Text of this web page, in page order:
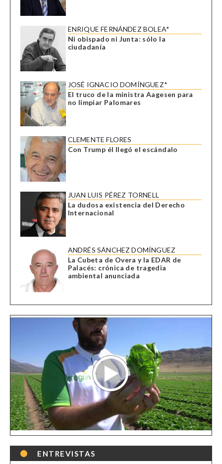
ENRIQUE FERNÁNDEZ BOLEA*
Ni obispado ni Junta: sólo la
ciudadanía
JOSÉ IGNACIO DOMÍNGUEZ*
El truco de la ministra Aagesen para
no limpiar Palomares
CLEMENTE FLORES
Con Trump él llegó el escándalo
JUAN LUIS PÉREZ TORNELL
La dudosa existencia del Derecho
Internacional
ANDRÉS SÁNCHEZ DOMÍNGUEZ
La Cubeta de Overa y la EDAR de
Palacés: crónica de tragedia
ambiental anunciada
ENTREVISTAS